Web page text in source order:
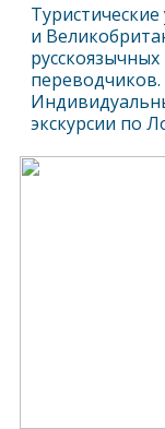
Туристические
и
переводчиков.
экскурсии по